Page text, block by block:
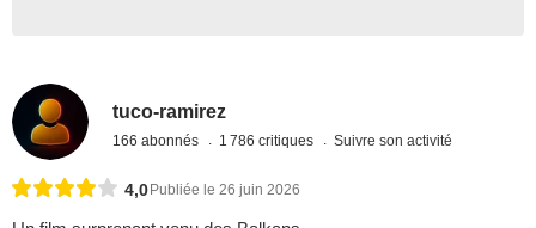
tuco-ramirez
166 abonnés 1 786 critiques Suivre son activité
4,0 Publiée le 26 juin 2026